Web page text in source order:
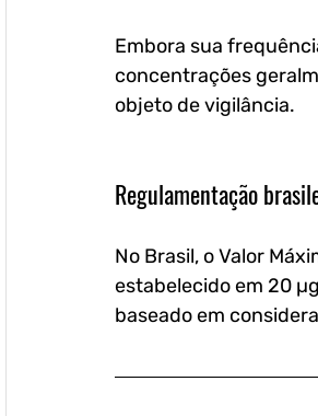
Embora sua
concentrações
objeto de vigilância.
Regulamentação
No Brasil, o Valor
estabelecido em 20
baseado em